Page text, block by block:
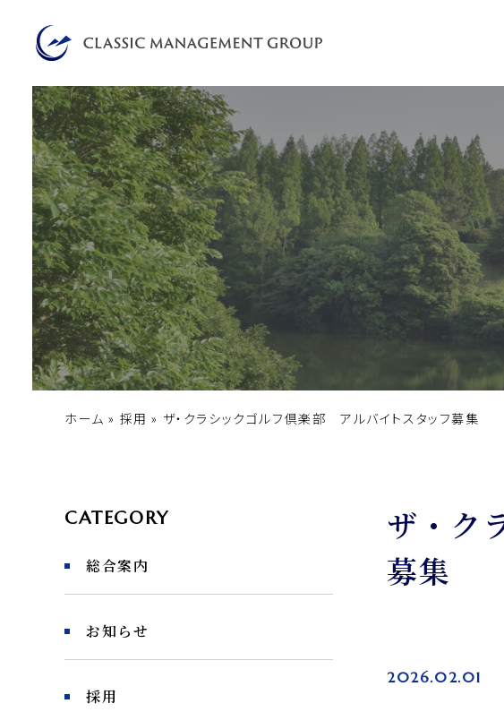
ホーム » 採用 » ザ・クラシックゴルフ倶楽部 アルバイトスタッフ募集
ザ・ク
募集
2026.02.01
CATEGORY
総合案内
お知らせ
採用